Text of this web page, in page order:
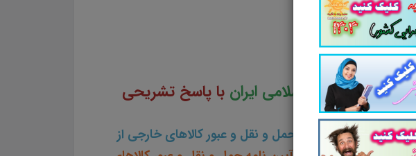
و عبور كالاهای خارجی از قلمرو جمهوری اسلامی ايران تست چهار جوابی از نکات کلیدی قانون حمل و نقل و عبور كالاهای خارجی از قلمرو
سوالات تستی قانون حمل و نقل و عبور كالاهای خارجی از قلمرو جمهوری اسلامی ايران
قلمرو جمهوری اسلامی ايرانبا پاسخ تشریحی
سوالات تستیقانون حمل و نقل و عبور كالاهای خارجی از